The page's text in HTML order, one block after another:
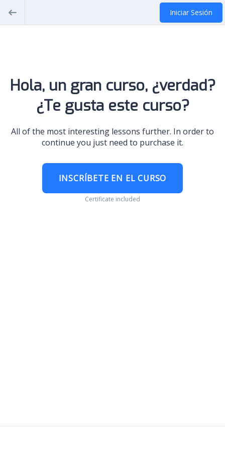
Iniciar Sesión
Hola, un gran curso, ¿verdad?
¿Te gusta este curso?
All of the most interesting lessons further. In order to
continue you just need to purchase it.
INSCRÍBETE EN EL CURSO
Certificate included